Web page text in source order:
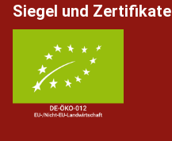
Siegel und Zertifikate